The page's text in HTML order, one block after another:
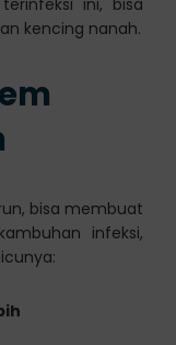
kencing nanah.
bisa membuat
infeksi,